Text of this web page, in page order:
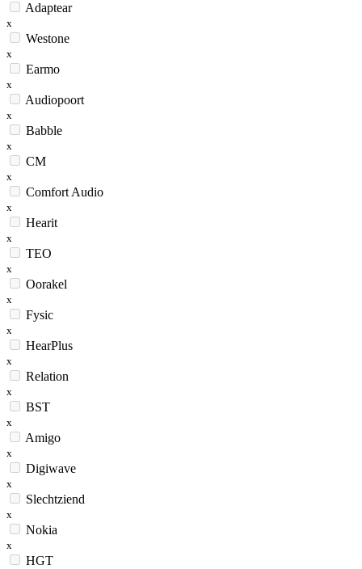
Adaptear
x
Westone
x
Earmo
x
Audiopoort
x
Babble
x
CM
x
Comfort Audio
x
Hearit
x
TEO
x
Oorakel
x
Fysic
x
HearPlus
x
Relation
x
BST
x
Amigo
x
Digiwave
x
Slechtziend
x
Nokia
x
HGT